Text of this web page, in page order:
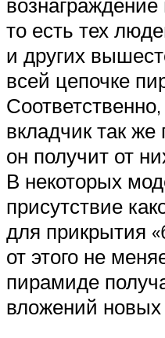
то есть тех
и других
всей цепочке
вкладчик так
он получит от
В некоторых
присутствие
для прикрытия
от этого не
пирамиде
вложений новых